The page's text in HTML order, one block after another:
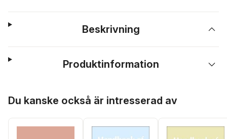
Beskrivning
Produktinformation
Du kanske också är intresserad av